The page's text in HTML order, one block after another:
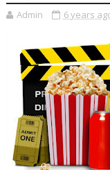
Admin 6 years